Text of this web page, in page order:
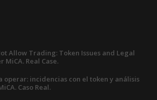
Allow Trading: Token Issues and Legal
MiCA. Real Case.
operar: incidencias con el token y análisis
Caso Real.